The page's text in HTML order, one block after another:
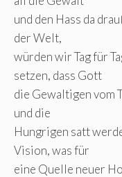
und den Hass da
der Welt,
würden wir Tag für
setzen, dass Gott
die Gewaltigen vom
und die
Hungrigen satt
Vision, was für
eine Quelle neuer